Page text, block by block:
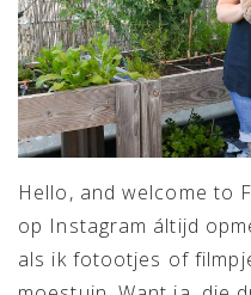
Hello, and welcome to
op Instagram áltijd
als ik fotootjes of